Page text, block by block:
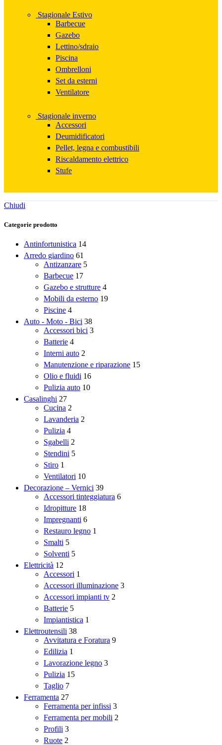
Stagionale Estivo
Barbecue
Gazebo
Lettino/sdraio
Piscina
Ombrelloni
Set da esterni
Ventilatore
Stagionale inverno
Accessori
Deumidificatori
Pellet, legna e combustibili
Riscaldamento elettrico
Stufe
Chiudi
Categorie prodotto
Antinfortunistica 14
Arredo giardino 61
Antizanzare 5
Barbecue 17
Gazebo e strutture 4
Mobili da esterno 19
Piscine 4
Auto - Moto - Bici 38
Accessori bici 3
Batterie 4
Interni auto 2
Manutenzione e riparazione 15
Olio e fluidi 16
Pulizia auto 10
Casalinghi 27
Cucina 2
Lavanderia 2
Pulizia 4
Sgabelli 2
Stendini 5
Stiro 1
Ventilatori 10
Decorazione – Vernici 39
Accessori tinteggiatura 6
Idropitture 18
Impregnanti 6
Restauro legno 1
Smalti 5
Solventi 5
Elettricità 12
Accessori 1
Accessori illuminazione 3
Accessori impianti tv 2
Batterie 5
Impiantistica 1
Elettroutensili 38
Avvitatura e Foratura 9
Edilizia 1
Lavorazione legno 3
Pulizia 15
Taglio 7
Ferramenta 27
Ferramenta per infissi 3
Ferramenta per mobili 2
Profili 3
Ruote 2